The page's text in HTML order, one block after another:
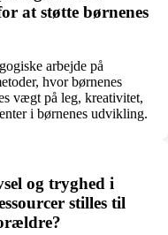
at støtte børnenes
arbejde på
hvor børnenes
vægt på leg, kreativitet,
i børnenes udvikling.
og tryghed i
stilles til